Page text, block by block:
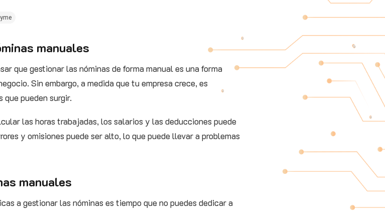
manuales
que gestionar las nóminas de forma manual es una forma
Sin embargo, a medida que tu empresa crece, es
pueden surgir.
las horas trabajadas, los salarios y las deducciones puede
y omisiones puede ser alto, lo que puede llevar a problemas
manuales
a gestionar las nóminas es tiempo que no puedes dedicar a